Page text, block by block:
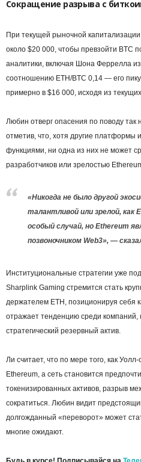
Сокращение разрыва с
При текущей рыночной
около $20 000, чтобы превзойти BTC
аналитики, включая Шона Феррелла
соотношению ETH/BTC 0,14 — его
примерно в $16 000, исходя из
Любин отверг опасения по поводу
отметив, что, хотя другие платформы
функциями, ни одна из них не может
разработчиков или зрелостью
«Никогда не было другой
талантливой или зрелой,
особый случай, но Ethereum
позвоночником Web3», —
Институциональные стратегии уже
Sharplink Gaming стремится стать
держателем ETH, позиционируя себя
отражает тенденцию среди компаний,
стратегический резервный актив.
Ли считает, что по мере того, как
Ethereum, а сеть становится
токенизированных активов, разрыв
сократиться. Любин видит
долгожданный «переворот» может
многие ожидают.